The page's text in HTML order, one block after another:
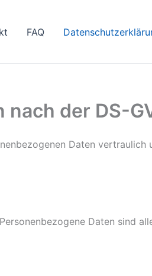
FAQ
der DS-
Daten vertraulich
Daten sind